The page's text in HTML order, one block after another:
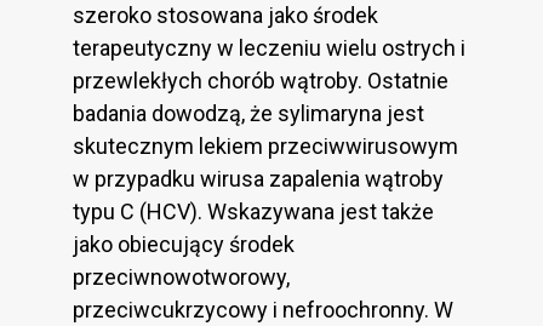
szeroko stosowana jako środek
terapeutyczny w leczeniu wielu ostrych i
przewlekłych chorób wątroby. Ostatnie
badania dowodzą, że sylimaryna jest
skutecznym lekiem przeciwwirusowym
w przypadku wirusa zapalenia wątroby
typu C (HCV). Wskazywana jest także
jako obiecujący środek
przeciwnowotworowy,
przeciwcukrzycowy i nefroochronny. W